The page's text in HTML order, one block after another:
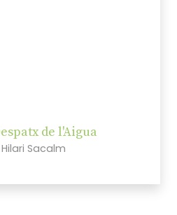
de l'Aigua
Sacalm